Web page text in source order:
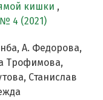
кишки ,
4 (2021)
А. Федорова,
Трофимова,
Станислав